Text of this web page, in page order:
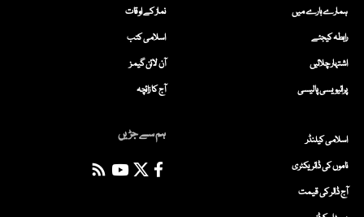
ہمارے بارے میں
رابطہ کیجئے
اشتہار چلائیں
پرائیویسی پالیسی
نماز کے اوقات
اسلامی کتب
آن لائن گیمز
آج کا زائچہ
اسلامی کیلنڈر
ناموں کی ڈائریکٹری
آج ڈالر کی قیمت
ہم سے جڑیں